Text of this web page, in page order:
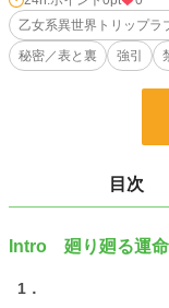
そんな万生の言葉から始
していた。
た凪乃羽が連れていかれ
凪乃羽はある陰謀に利用
乙女系異世界トリップラ
秘密／表と裏
強引
目次
Intro 廻り廻る運
1．